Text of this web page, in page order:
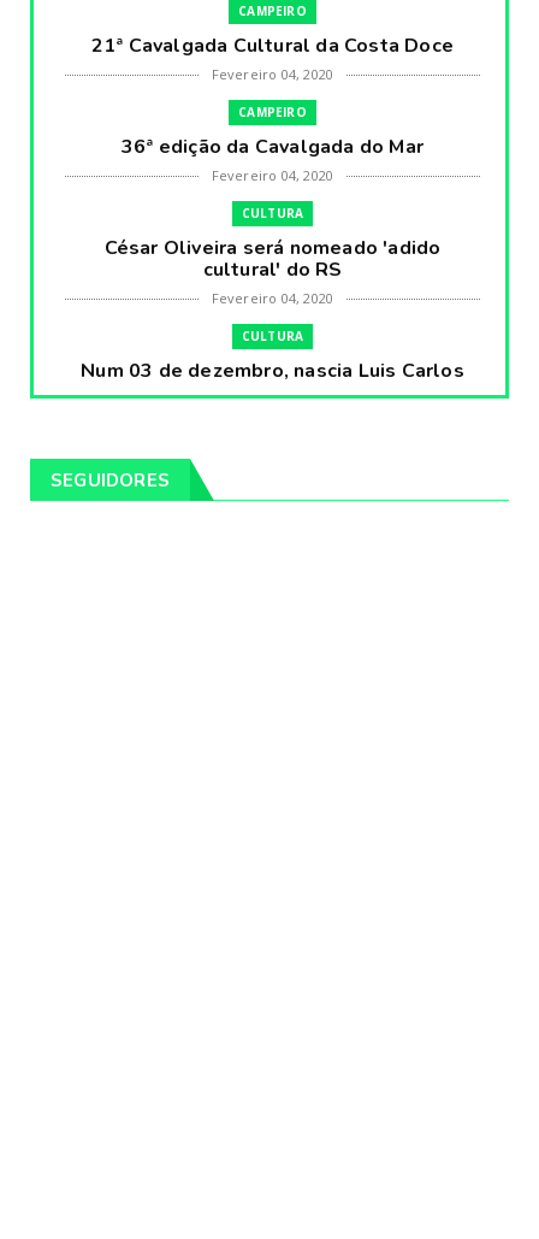
CAMPEIRO
21ª Cavalgada Cultural da Costa Doce
Fevereiro 04, 2020
CAMPEIRO
36ª edição da Cavalgada do Mar
Fevereiro 04, 2020
CULTURA
César Oliveira será nomeado 'adido
cultural' do RS
Fevereiro 04, 2020
CULTURA
Num 03 de dezembro, nascia Luis Carlos
Prestes, o Cavaleiro ...
Pintores da Temática Gauchesca - parte
SEGUIDORES